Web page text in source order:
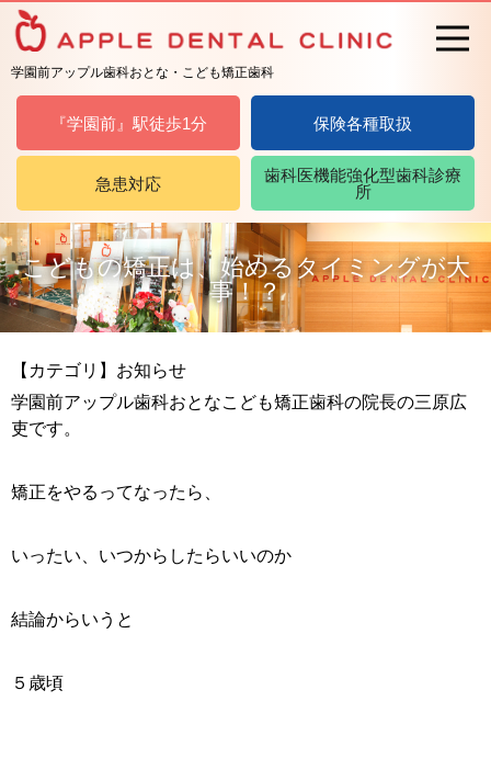
学園前アップル歯科おとな・こども矯正歯科
『学園前』駅徒歩1分
急患対応
保険各種取扱
歯科医機能強化型歯科診療
所
こどもの矯正は、始めるタイミングが大
事！？
【カテゴリ】お知らせ
学園前アップル歯科おとなこども矯正歯科の院長の三原広
吏です。
矯正をやるってなったら、
いったい、いつからしたらいいのか
結論からいうと
５歳頃